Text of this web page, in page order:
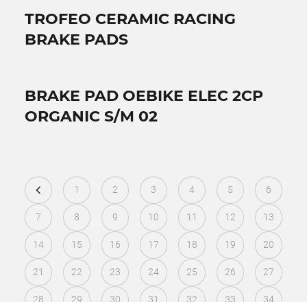
TROFEO CERAMIC RACING
BRAKE PADS
BRAKE PAD OEBIKE ELEC 2CP
ORGANIC S/M 02
1 2 3 4 5 6
7 8 9 10 11 12 13
14 15 16 17 18 19 20
21 22 23 24 25 26 27
28 29 30 31 32 33 34